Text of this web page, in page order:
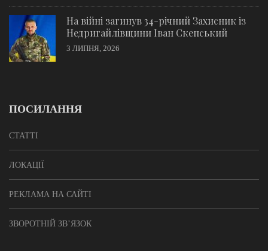
На війні загинув 34-річний Захисник із
Недригайлівщини Іван Скепський
3 ЛИПНЯ, 2026
ПОСИЛАННЯ
СТАТТІ
ЛОКАЦІЇ
РЕКЛАМА НА САЙТІ
ЗВОРОТНІЙ ЗВ’ЯЗОК